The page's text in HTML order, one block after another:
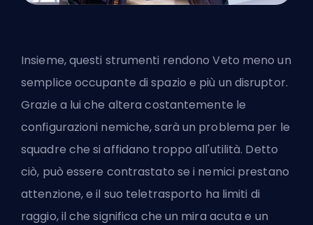
Insieme, questi strumenti rendono Veto meno un
semplice occupante di spazio e più un disruptor.
Grazie a lui che altera costantemente le
configurazioni nemiche, sarà un problema per le
squadre che si affidano troppo all'utilità. Detto
ciò, può essere contrastato se i nemici prestano
attenzione, e il suo teletrasporto ha limiti di
raggio, il che significa che un mira acuta e un